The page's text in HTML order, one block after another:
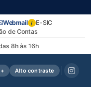
8h às 16h
Webmail i E-SIC
de Contas
Alto contraste